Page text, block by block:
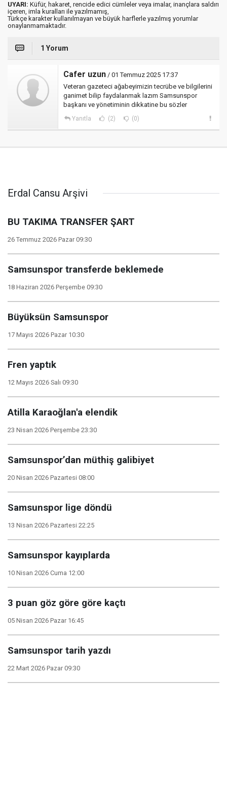
UYARI: Küfür, hakaret, rencide edici cümleler veya imalar, inançlara saldırı
içeren, imla kuralları ile yazılmamış,
Türkçe karakter kullanılmayan ve büyük harflerle yazılmış yorumlar
onaylanmamaktadır.
1 Yorum
Cafer uzun / 01 Temmuz 2025 17:37
Veteran gazeteci ağabeyimizin tecrübe ve bilgilerini
ganimet bilip faydalanmak lazım Samsunspor
başkanı ve yönetiminin dikkatine bu sözler
Yanıtla (2) (0)
Erdal Cansu Arşivi
BU TAKIMA TRANSFER ŞART
26 Temmuz 2026 Pazar 09:30
Samsunspor transferde beklemede
18 Haziran 2026 Perşembe 09:30
Büyüksün Samsunspor
17 Mayıs 2026 Pazar 10:30
Fren yaptık
12 Mayıs 2026 Salı 09:30
Atilla Karaoğlan'a elendik
23 Nisan 2026 Perşembe 23:30
Samsunspor’dan müthiş galibiyet
20 Nisan 2026 Pazartesi 08:00
Samsunspor lige döndü
13 Nisan 2026 Pazartesi 22:25
Samsunspor kayıplarda
10 Nisan 2026 Cuma 12:00
3 puan göz göre göre kaçtı
05 Nisan 2026 Pazar 16:45
Samsunspor tarih yazdı
22 Mart 2026 Pazar 09:30